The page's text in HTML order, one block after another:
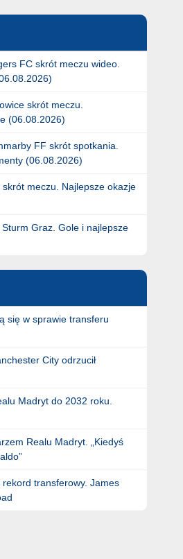
FC skrót meczu wideo.
skrót meczu.
(06.08.2026)
FF skrót spotkania.
(06.08.2026)
meczu. Najlepsze okazje
Graz. Gole i najlepsze
się w sprawie transferu
City odrzucił
Madryt do 2032 roku.
Realu Madryt. „Kiedyś
rekord transferowy. James